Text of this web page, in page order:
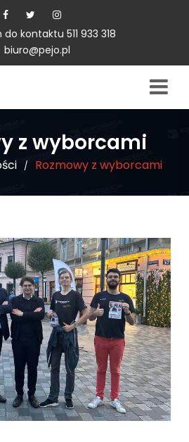
kontaktu 511 933 318
biuro@pejo.pl
z wyborcami
/ Rozmowy z wyborcami